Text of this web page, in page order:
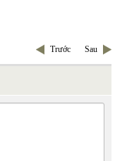
Trước Sau